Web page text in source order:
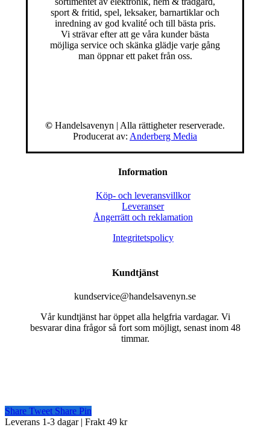
sport & fritid, spel, leksaker, barnartiklar och
inredning av god kvalité och till bästa pris.
Vi strävar efter att ge våra kunder bästa
möjliga service och skänka glädje varje gång
man öppnar ett paket från oss.
© Handelsavenyn | Alla rättigheter reserverade.
Producerat av: Anderberg Media
Information
Köp- och leveransvillkor
Leveranser
Ångerrätt och reklamation
Integritetspolicy
Kundtjänst
kundservice@handelsavenyn.se
Vår kundtjänst har öppet alla helgfria vardagar. Vi
besvarar dina frågor så fort som möjligt, senast inom 48
timmar.
Share Tweet Share Pin
Close
Leverans 1-3 dagar | Frakt 49 kr